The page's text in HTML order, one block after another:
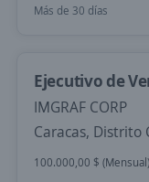
Más de 30 días
Ejecutivo de
IMGRAF CORP
Caracas, Distrito
100.000,00 $ (Mensual)